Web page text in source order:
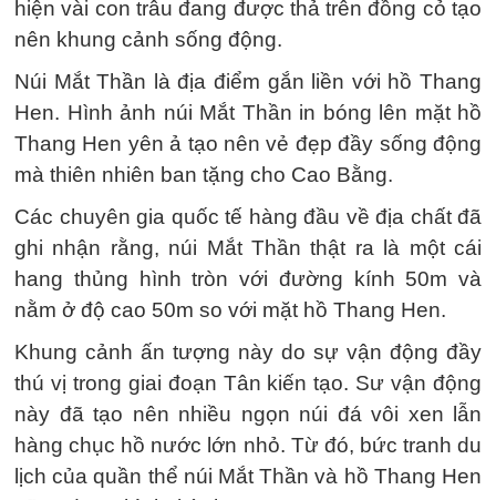
hiện vài con trâu đang được thả trên đồng cỏ tạo
nên khung cảnh sống động.
Núi Mắt Thần là địa điểm gắn liền với hồ Thang
Hen. Hình ảnh núi Mắt Thần in bóng lên mặt hồ
Thang Hen yên ả tạo nên vẻ đẹp đầy sống động
mà thiên nhiên ban tặng cho Cao Bằng.
Các chuyên gia quốc tế hàng đầu về địa chất đã
ghi nhận rằng, núi Mắt Thần thật ra là một cái
hang thủng hình tròn với đường kính 50m và
nằm ở độ cao 50m so với mặt hồ Thang Hen.
Khung cảnh ấn tượng này do sự vận động đầy
thú vị trong giai đoạn Tân kiến tạo. Sư vận động
này đã tạo nên nhiều ngọn núi đá vôi xen lẫn
hàng chục hồ nước lớn nhỏ. Từ đó, bức tranh du
lịch của quần thể núi Mắt Thần và hồ Thang Hen